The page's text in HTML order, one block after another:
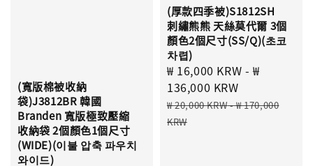
(寬版棉被收納
袋)J3812BR 韓國
Branden 寬版極致壓縮
收納袋 2個顏色1個尺寸
(WIDE)(이불 압축 파우치
와이드)
(厚款四季被)S1812SH
刺繡熊熊 天絲莫代爾 3個
顏色2個尺寸(SS/Q)(초코
차렵)
Sale
price
₩ 16,000 KRW -₩
136,000 KRW
Regular
price
₩ 20,000 KRW-₩ 170,000
KRW